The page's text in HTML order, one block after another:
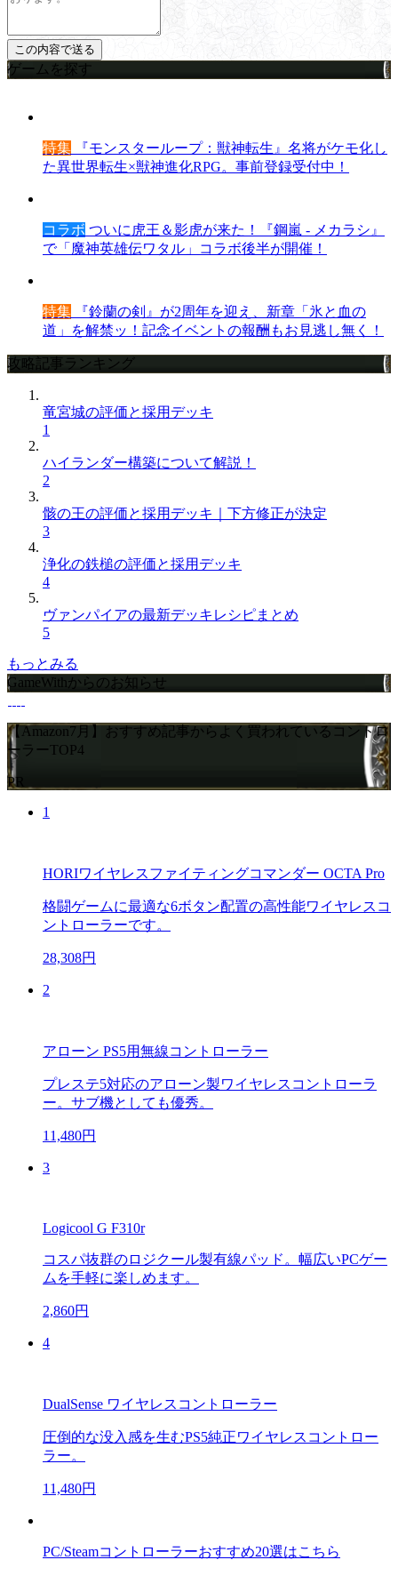
ゲームを探す
特集 『モンスターループ：獣神転生』名将がケモ化し
た異世界転生×獣神進化RPG。事前登録受付中！
コラボ ついに虎王＆影虎が来た！『鋼嵐 - メカラシ』
で「魔神英雄伝ワタル」コラボ後半が開催！
特集 『鈴蘭の剣』が2周年を迎え、新章「氷と血の
道」を解禁ッ！記念イベントの報酬もお見逃し無く！
攻略記事ランキング
竜宮城の評価と採用デッキ
1
ハイランダー構築について解説！
2
骸の王の評価と採用デッキ｜下方修正が決定
3
浄化の鉄槌の評価と採用デッキ
4
ヴァンパイアの最新デッキレシピまとめ
5
もっとみる
GameWithからのお知らせ
【Amazon7月】おすすめ記事からよく買われているコントロ
ーラーTOP4
PR
1
HORIワイヤレスファイティングコマンダー OCTA Pro
格闘ゲームに最適な6ボタン配置の高性能ワイヤレスコ
ントローラーです。
28,308円
2
アローン PS5用無線コントローラー
プレステ5対応のアローン製ワイヤレスコントローラ
ー。サブ機としても優秀。
11,480円
3
Logicool G F310r
コスパ抜群のロジクール製有線パッド。幅広いPCゲー
ムを手軽に楽しめます。
2,860円
4
DualSense ワイヤレスコントローラー
圧倒的な没入感を生むPS5純正ワイヤレスコントロー
ラー。
11,480円
PC/Steamコントローラーおすすめ20選はこちら